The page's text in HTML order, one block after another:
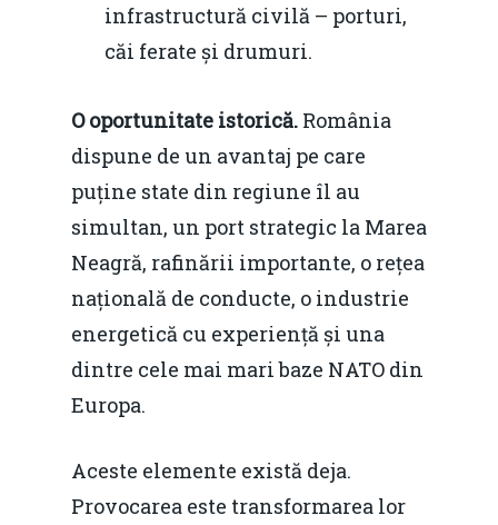
infrastructură civilă – porturi,
căi ferate și drumuri.
O oportunitate istorică. România
dispune de un avantaj pe care
puține state din regiune îl au
simultan, un port strategic la Marea
Neagră, rafinării importante, o rețea
națională de conducte, o industrie
energetică cu experiență și una
dintre cele mai mari baze NATO din
Europa.
Aceste elemente există deja.
Provocarea este transformarea lor